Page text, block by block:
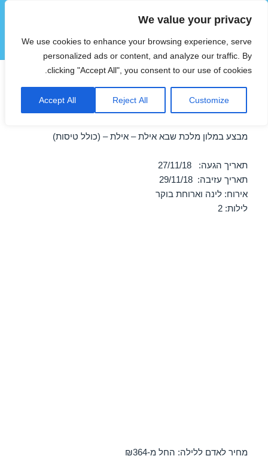
We value your privacy
We use cookies to enhance your browsing experience, serve
personalized ads or content, and analyze our traffic. By
clicking "Accept All", you consent to our use of cookies.
Customize
Reject All
Accept All
הוטצימר
תפריטים
ווידג'טים
חופשה במלון מלכת שבא אילת –
אילת 27/11/2018
מבצע במלון מלכת שבא אילת – אילת – (כולל טיסות)
תאריך הגעה: 27/11/18
תאריך עזיבה: 29/11/18
אירוח: לינה וארוחת בוקר
לילות: 2
מחיר לאדם ללילה: החל מ-₪364